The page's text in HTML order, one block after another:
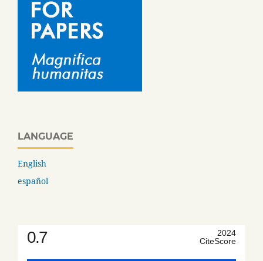
LANGUAGE
English
español
0.7
2024
CiteScore